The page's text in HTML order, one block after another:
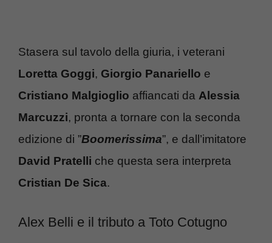
Stasera sul tavolo della giuria, i veterani
Loretta Goggi, Giorgio Panariello e
Cristiano Malgioglio affiancati da Alessia
Marcuzzi, pronta a tornare con la seconda
edizione di ”Boomerissima”, e dall’imitatore
David Pratelli che questa sera interpreta
Cristian De Sica.
Alex Belli e il tributo a Toto Cotugno